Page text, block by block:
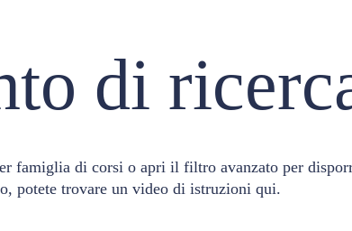
di
famiglia di corsi o apri il filtro avanzato per
potete trovare un video di istruzioni qui.